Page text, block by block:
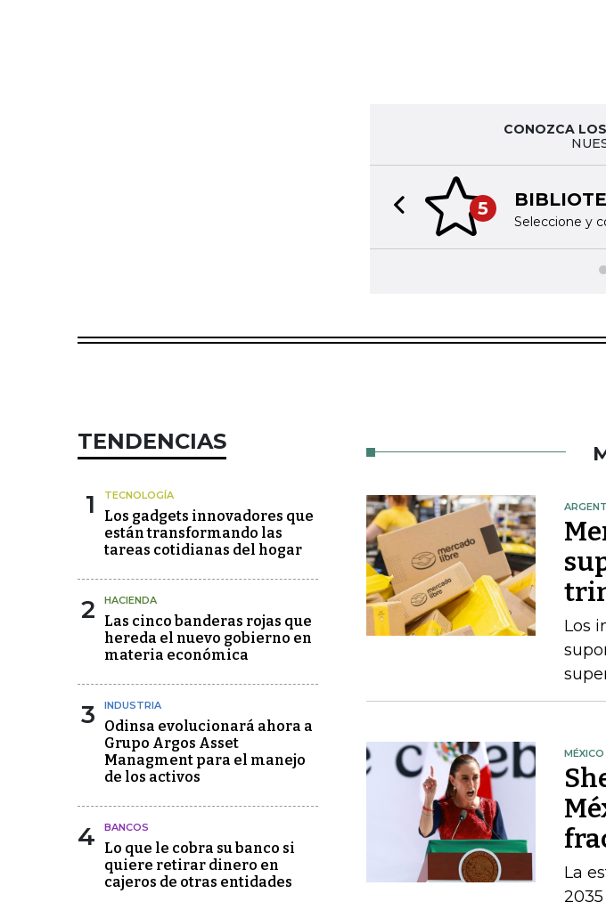
CONOZCA
5
Seleccione y
Previous slide
TENDENCIAS
1 TECNOLOGÍA
Los gadgets innovadores que
están transformando las
tareas cotidianas del hogar
2 HACIENDA
Las cinco banderas rojas que
hereda el nuevo gobierno en
materia económica
3 INDUSTRIA
Odinsa evolucionará ahora a
Grupo Argos Asset
Managment para el manejo
de los activos
4 BANCOS
Lo que le cobra su banco si
quiere retirar dinero en
cajeros de otras entidades
Los
MÉXICO
La